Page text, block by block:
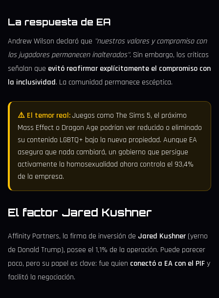
La respuesta de EA
Andrew Wilson declaró que "nuestros valores y compromiso con
los jugadores permanecen inalterados". Sin embargo, los críticos
señalan que evitó reafirmar explícitamente el compromiso con
la inclusividad. La comunidad permanece escéptica.
⚠️ El temor real:Juegos como The Sims 5, el próximo
Mass Effect o Dragon Age podrían ver reducido o eliminado
su contenido LGBTQ+ bajo la nueva propiedad. Aunque EA
asegura que nada cambiará, un gobierno que persigue
activamente la homosexualidad ahora controla el 93,4%
de la empresa.
El factor Jared Kushner
Affinity Partners, la firma de inversión de Jared Kushner (yerno
de Donald Trump), posee el 1,1% de la operación. Puede parecer
poco, pero su papel es clave: fue quien conectó a EA con el PIFy
facilitó la negociación.